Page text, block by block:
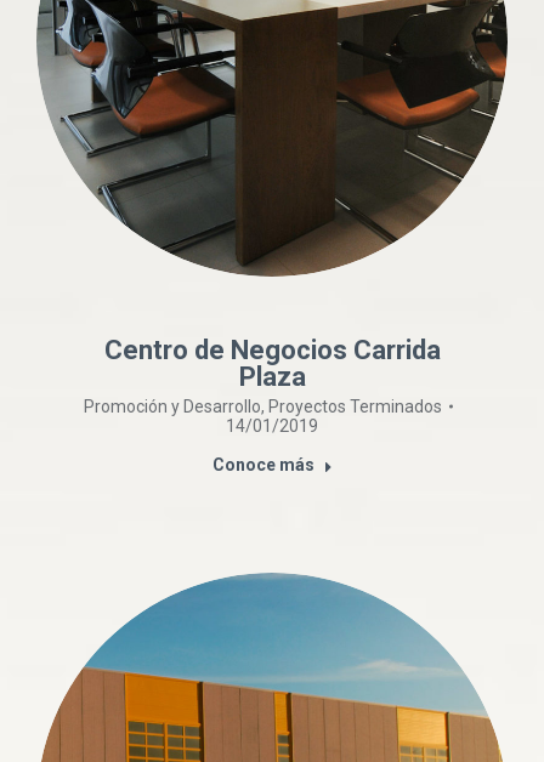
Centro de Negocios Carrida
Plaza
Promoción y Desarrollo, Proyectos Terminados
14/01/2019
Conoce más